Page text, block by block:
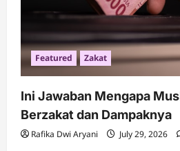
Featured Zakat
Ini Jawaban Mengapa
Berzakat dan Dampaknya
Rafika Dwi Aryani July 29, 2026